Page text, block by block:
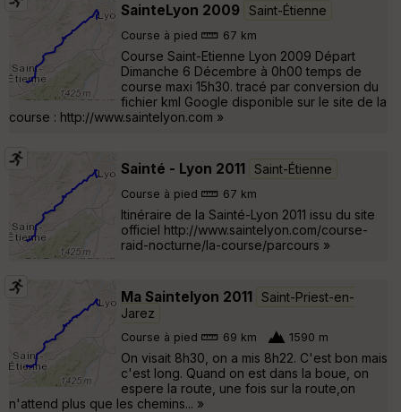
SainteLyon 2009 Saint-Étienne
Course à pied 67 km
Course Saint-Etienne Lyon 2009 Départ
Dimanche 6 Décembre à 0h00 temps de
course maxi 15h30. tracé par conversion du
fichier kml Google disponible sur le site de la
course : http://www.saintelyon.com »
Sainté - Lyon 2011 Saint-Étienne
Course à pied 67 km
Itinéraire de la Sainté-Lyon 2011 issu du site
officiel http://www.saintelyon.com/course-
raid-nocturne/la-course/parcours »
Ma Saintelyon 2011
Saint-Priest-en-
Jarez
Course à pied 69 km 1590 m
On visait 8h30, on a mis 8h22. C'est bon mais
c'est long. Quand on est dans la boue, on
espere la route, une fois sur la route,on
n'attend plus que les chemins... »